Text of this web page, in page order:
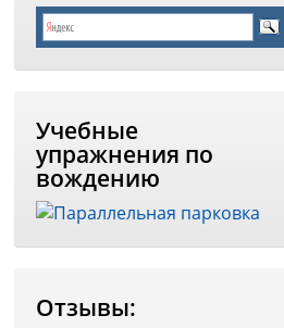
Учебные
упражнения по
вождению
Отзывы: